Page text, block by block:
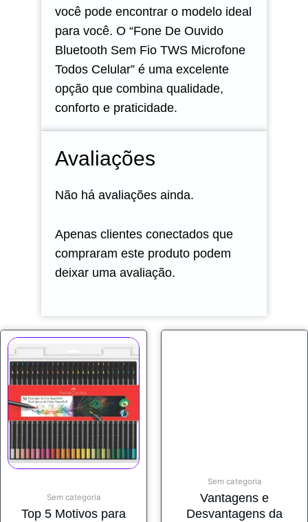
Sem categoria
Top 5 Motivos para
Sem categoria
Vantagens e
Desvantagens da
você pode encontrar o modelo ideal
para você. O “Fone De Ouvido
Bluetooth Sem Fio TWS Microfone
Todos Celular” é uma excelente
opção que combina qualidade,
conforto e praticidade.
Avaliações
Não há avaliações ainda.
Apenas clientes conectados que
compraram este produto podem
deixar uma avaliação.